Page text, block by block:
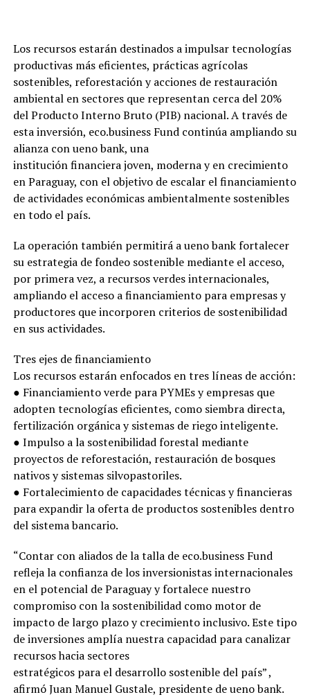
Los recursos estarán destinados a impulsar tecnologías
productivas más eficientes, prácticas agrícolas
sostenibles, reforestación y acciones de restauración
ambiental en sectores que representan cerca del 20%
del Producto Interno Bruto (PIB) nacional. A través de
esta inversión, eco.business Fund continúa ampliando su
alianza con ueno bank, una
institución financiera joven, moderna y en crecimiento
en Paraguay, con el objetivo de escalar el financiamiento
de actividades económicas ambientalmente sostenibles
en todo el país.
La operación también permitirá a ueno bank fortalecer
su estrategia de fondeo sostenible mediante el acceso,
por primera vez, a recursos verdes internacionales,
ampliando el acceso a financiamiento para empresas y
productores que incorporen criterios de sostenibilidad
en sus actividades.
Tres ejes de financiamiento
Los recursos estarán enfocados en tres líneas de acción:
● Financiamiento verde para PYMEs y empresas que
adopten tecnologías eficientes, como siembra directa,
fertilización orgánica y sistemas de riego inteligente.
● Impulso a la sostenibilidad forestal mediante
proyectos de reforestación, restauración de bosques
nativos y sistemas silvopastoriles.
● Fortalecimiento de capacidades técnicas y financieras
para expandir la oferta de productos sostenibles dentro
del sistema bancario.
“Contar con aliados de la talla de eco.business Fund
refleja la confianza de los inversionistas internacionales
en el potencial de Paraguay y fortalece nuestro
compromiso con la sostenibilidad como motor de
impacto de largo plazo y crecimiento inclusivo. Este tipo
de inversiones amplía nuestra capacidad para canalizar
recursos hacia sectores
estratégicos para el desarrollo sostenible del país” ,
afirmó Juan Manuel Gustale, presidente de ueno bank.